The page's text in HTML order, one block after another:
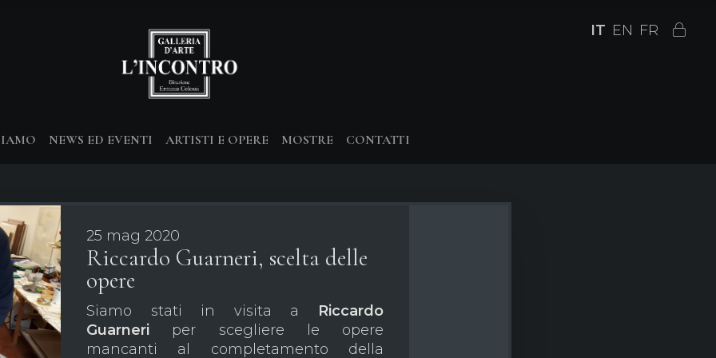
IT EN FR
NEWS ED EVENTI ARTISTI E OPERE MOSTRE CONTATTI
25 mag 2020
Riccardo Guarneri, scelta delle
opere
Siamo stati in visita a Riccardo
Guarneri per scegliere le opere
mancanti al completamento della